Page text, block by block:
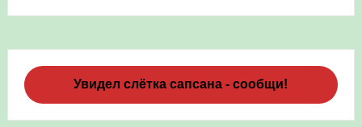
Увидел слётка сапсана - сообщи!